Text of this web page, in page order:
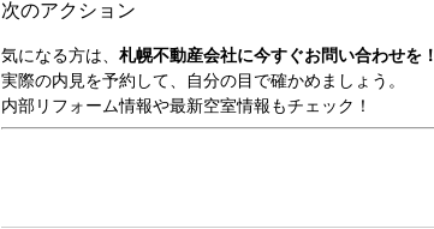
次のアクション
気になる方は、 札幌不動産会社に今すぐお問い合わせを！
実際の内見を予約して、自分の目で確かめましょう。
内部リフォーム情報や最新空室情報もチェック！